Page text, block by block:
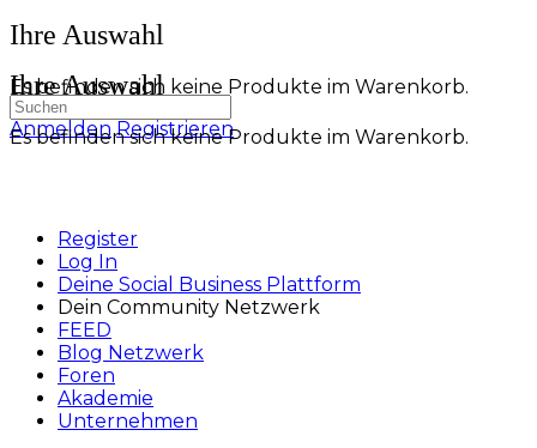
More
options
Ihre Auswahl
Es befinden sich keine Produkte im Warenkorb.
Anmelden Registrieren
Ihre Auswahl
Es befinden sich keine Produkte im Warenkorb.
Suchen
nach:
Register
Log In
Deine Social Business Plattform
Dein Community Netzwerk
FEED
Blog Netzwerk
Foren
Akademie
Unternehmen